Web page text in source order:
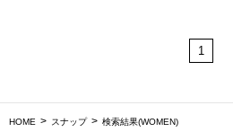
1
HOME スナップ 検索結果(WOMEN)